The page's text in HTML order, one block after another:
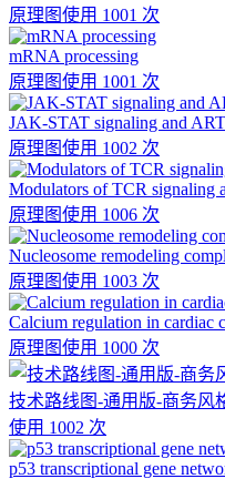
原理图使用 1001 次
mRNA processing
原理图使用 1001 次
JAK-STAT signaling and
原理图使用 1002 次
Modulators of TCR signaling
原理图使用 1006 次
Nucleosome remodeling
原理图使用 1003 次
Calcium regulation in cardiac
原理图使用 1000 次
技术路线图-通用版-商务风
使用 1002 次
p53 transcriptional gene